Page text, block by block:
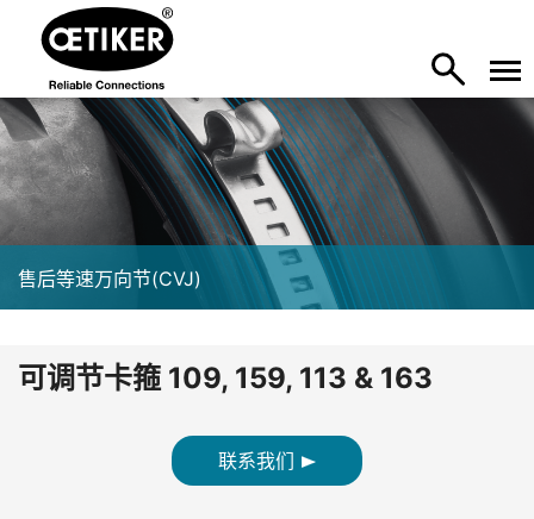
售后等速万向节(CVJ)
可调节卡箍 109, 159, 113 & 163
联系我们